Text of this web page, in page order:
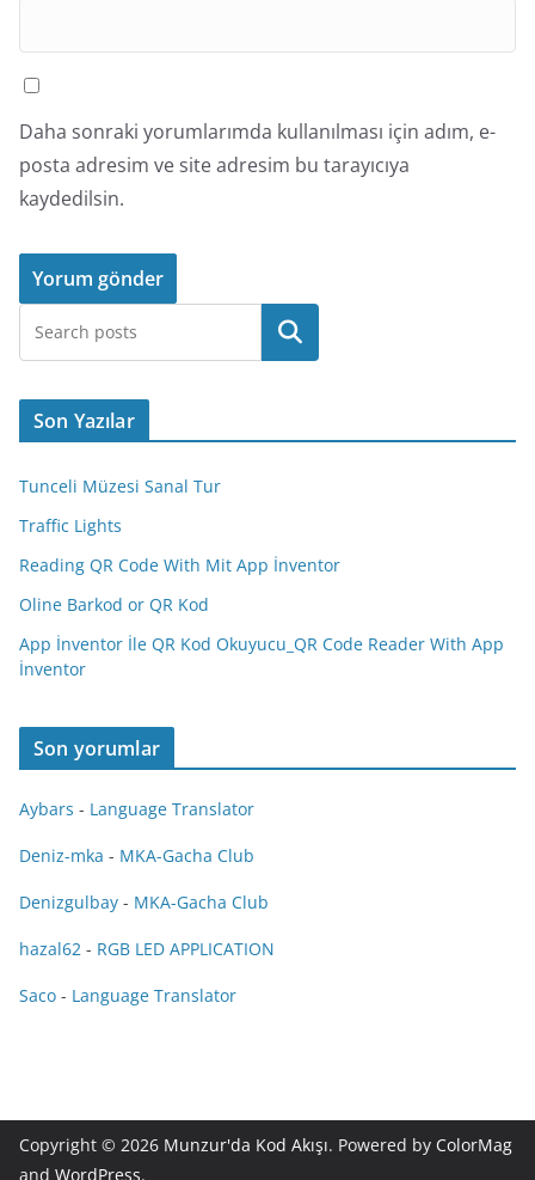
Daha sonraki yorumlarımda kullanılması için adım, e-
posta adresim ve site adresim bu tarayıcıya
kaydedilsin.
Ara
Son Yazılar
Tunceli Müzesi Sanal Tur
Traffic Lights
Reading QR Code With Mit App İnventor
Oline Barkod or QR Kod
App İnventor İle QR Kod Okuyucu_QR Code Reader With App
İnventor
Son yorumlar
Aybars - Language Translator
Deniz-mka - MKA-Gacha Club
Denizgulbay - MKA-Gacha Club
hazal62 - RGB LED APPLICATION
Saco - Language Translator
Copyright © 2026 Munzur'da Kod Akışı. Powered by ColorMag
and WordPress.